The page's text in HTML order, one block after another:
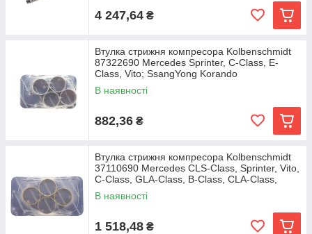
4 247,64 ₴
Втулка стрижня компресора Kolbenschmidt
87322690 Mercedes Sprinter, C-Class, E-
Class, Vito; SsangYong Korando
В наявності
882,36 ₴
Втулка стрижня компресора Kolbenschmidt
37110690 Mercedes CLS-Class, Sprinter, Vito,
C-Class, GLA-Class, B-Class, CLA-Class,
В наявності
1 518,48 ₴